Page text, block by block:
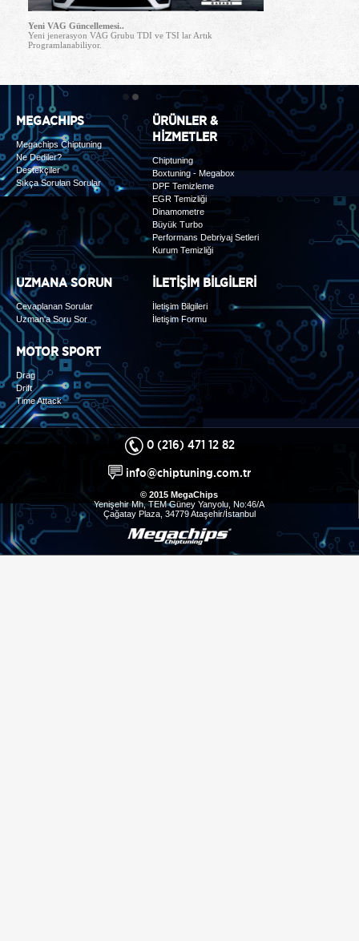
Yeni VAG Güncellemesi..
Yeni jenerasyon VAG Grubu TDI ve TSI lar Artık
Programlanabiliyor.
MEGACHIPS
Megachips Chiptuning
Ne Dediler?
Destekçiler
Sıkça Sorulan Sorular
ÜRÜNLER &
HİZMETLER
Chiptuning
Boxtuning - Megabox
DPF Temizleme
EGR Temizliği
Dinamometre
Büyük Turbo
Performans Debriyaj Setleri
Kurum Temizliği
UZMANA SORUN
Cevaplanan Sorular
Uzman'a Soru Sor
İLETİŞİM BİLGİLERİ
İletişim Bilgileri
İletişim Formu
MOTOR SPORT
Drag
Drift
Time Attack
0 (216) 471 12 82
info@chiptuning.com.tr
© 2015 MegaChips
Yenişehir Mh, TEM Güney Yanyolu, No:46/A
Çağatay Plaza, 34779 Ataşehir/İstanbul